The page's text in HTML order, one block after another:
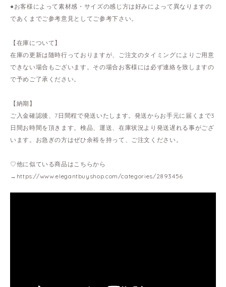
●お客様によって素材感・サイズの感じ方は好みによって異なりますの
であくまでご参考意見としてご参考下さい。
【在庫について】
在庫の更新は随時行っておりますが、ご注文のタイミングによりご用意
できない場合もございます。その場合お客様には必ず連絡を致しますの
で予めご了承ください。
【納期】
ご入金確認後、7日間程で発送いたします。発送からお手元に届くまで3
日間お時間を頂きます。検品、運送、在庫状況より発送遅れる事がござ
います。お急ぎの方はぜひ余裕を持って、ご注文ください。
♡他に似ている商品はこちらから
→ https://www.elegantbuyshop.com/categories/2893456